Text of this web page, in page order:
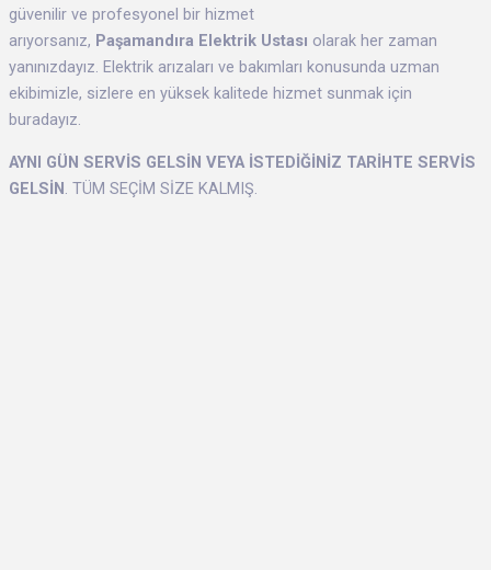
güvenilir ve profesyonel bir hizmet
arıyorsanız, Paşamandıra Elektrik Ustası olarak her zaman
yanınızdayız. Elektrik arızaları ve bakımları konusunda uzman
ekibimizle, sizlere en yüksek kalitede hizmet sunmak için
buradayız.
AYNI GÜN SERVİS GELSİN VEYA İSTEDİĞİNİZ TARİHTE SERVİS
GELSİN. TÜM SEÇİM SİZE KALMIŞ.